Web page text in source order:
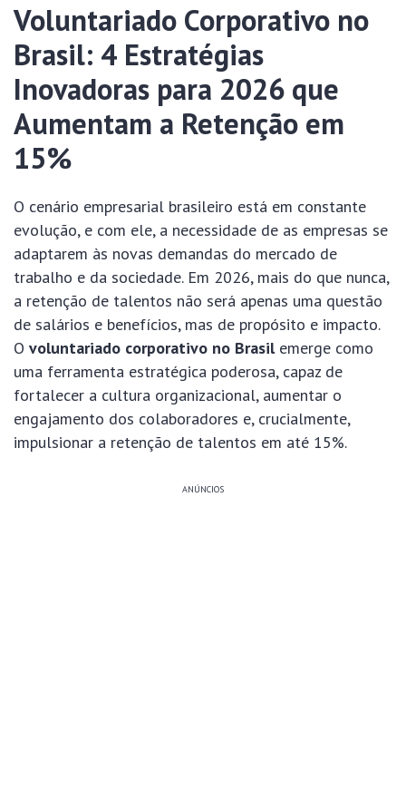
Voluntariado Corporativo no
Brasil: 4 Estratégias
Inovadoras para 2026 que
Aumentam a Retenção em
15%
O cenário empresarial brasileiro está em constante
evolução, e com ele, a necessidade de as empresas se
adaptarem às novas demandas do mercado de
trabalho e da sociedade. Em 2026, mais do que nunca,
a retenção de talentos não será apenas uma questão
de salários e benefícios, mas de propósito e impacto.
O voluntariado corporativo no Brasilemerge como
uma ferramenta estratégica poderosa, capaz de
fortalecer a cultura organizacional, aumentar o
engajamento dos colaboradores e, crucialmente,
impulsionar a retenção de talentos em até 15%.
ANÚNCIOS